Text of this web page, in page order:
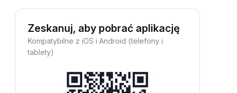
Zeskanuj, aby pobrać aplikację
Kompatybilne z iOS i Android (telefony i
tablety)